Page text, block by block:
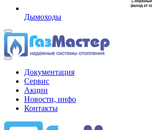
Дымоходы
Документация
Сервис
Акции
Новости, инфо
Контакты